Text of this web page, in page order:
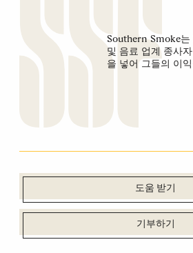
Southern Smoke는
및 음료 업계 종사
을 넣어 그들의 이
도움 받기
기부하기